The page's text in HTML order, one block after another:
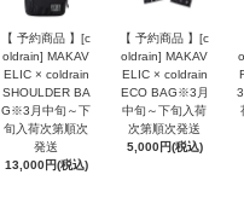
【 予約商品 】[c
oldrain] MAKAV
ELIC × coldrain
SHOULDER BA
G※3月中旬～下
旬入荷次第順次
発送
13,000円(税込)
【 予約商品 】[c
oldrain] MAKAV
ELIC × coldrain
ECO BAG※3月
中旬～下旬入荷
次第順次発送
5,000円(税込)